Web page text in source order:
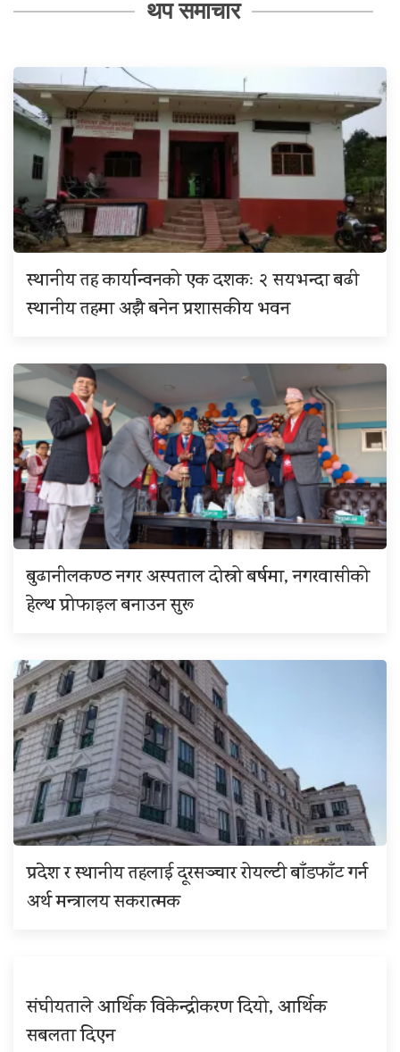
थप समाचार
स्थानीय तह कार्यान्वनको एक दशकः २ सयभन्दा बढी
स्थानीय तहमा अझै बनेन प्रशासकीय भवन
बुढानीलकण्ठ नगर अस्पताल दोस्रो बर्षमा, नगरवासीको
हेल्थ प्रोफाइल बनाउन सुरू
प्रदेश र स्थानीय तहलाई दूरसञ्चार रोयल्टी बाँडफाँट गर्न
अर्थ मन्त्रालय सकरात्मक
संघीयताले आर्थिक विकेन्द्रीकरण दियो, आर्थिक
सबलता दिएन